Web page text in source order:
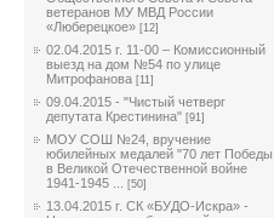
ветеранов МУ МВД России
«Люберецкое» [12]
02.04.2015 г. 11-00 – Комиссионный
выезд на дом №54 по улице
Митрофанова [11]
09.04.2015 - "Чистый четверг
депутата Крестинина" [91]
МОУ СОШ №24, вручение
юбилейных медалей "70 лет Победы
в Великой Отечественной войне
1941-1945 ...
[50]
13.04.2015 г. СК «БУДО-Искра» -